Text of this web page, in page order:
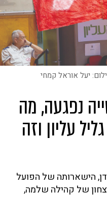
יעל אוראל קמחי
נפגעה, מה
עליון וזה
הישארותה של הפועל
של קהילה שלמה,